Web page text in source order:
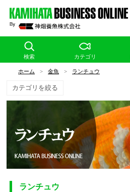
検索 カテゴリ
ホーム > 金魚 > ランチュウ
カテゴリを絞る
ランチュウ